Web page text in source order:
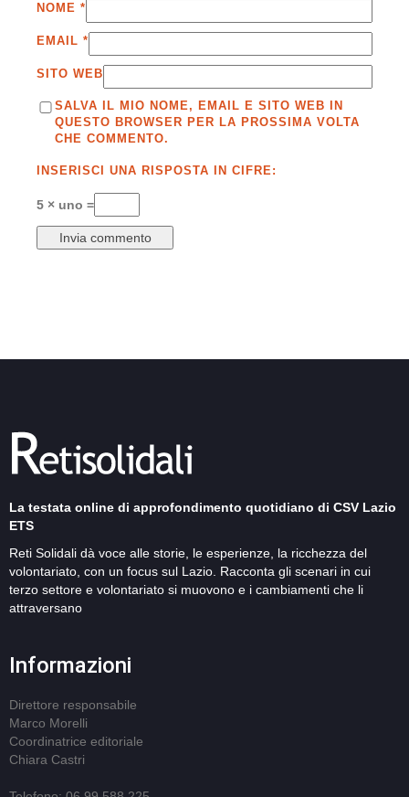
NOME *
EMAIL *
SITO WEB
SALVA IL MIO NOME, EMAIL E SITO WEB IN
QUESTO BROWSER PER LA PROSSIMA VOLTA
CHE COMMENTO.
INSERISCI UNA RISPOSTA IN CIFRE:
5 × uno =
La testata online di approfondimento quotidiano di CSV Lazio
ETS
Reti Solidali dà voce alle storie, le esperienze, la ricchezza del
volontariato, con un focus sul Lazio. Racconta gli scenari in cui
terzo settore e volontariato si muovono e i cambiamenti che li
attraversano
Informazioni
Direttore responsabile
Marco Morelli
Coordinatrice editoriale
Chiara Castri